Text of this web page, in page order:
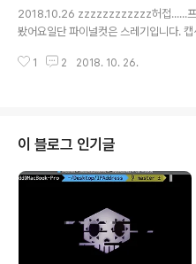
었움그래서 뭐지 얘 내일 한국오나
ㄱ서트..... 그래서 막 예매하러 들어갔는
서 Kygo보면...디게 아쉬울 것 같았어요.
2018.10.26 zzzzzzzzzzzz허접......프
봤어요일단 파이널컷은 스레기입니다.
는거 같네요 하핫 역시 트라이얼로 먼저
1 2 2018. 10. 26.
이 블로그 인기글